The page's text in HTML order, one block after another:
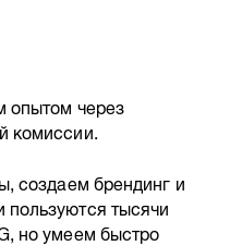
опытом через
комиссии.
создаем брендинг и
тысячи
но умеем быстро